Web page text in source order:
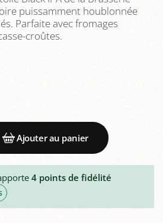
puissamment houblonnée
Parfaite avec fromages
croûtes.
Ajouter au panier
4points de fidélité